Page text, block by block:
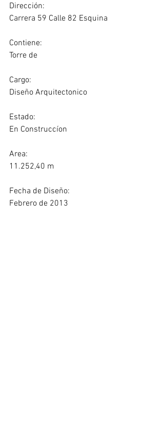
Dirección:
Carrera 59 Calle 82 Esquina
Contiene:
Torre de
Cargo:
Diseño Arquitectonico
Estado:
En Construccíon
Area:
11.252,40 m
Fecha de Diseño:
Febrero de 2013